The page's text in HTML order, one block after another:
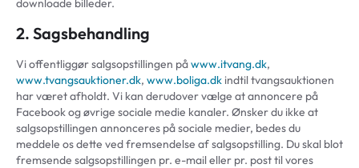
downloade billeder.
2. Sagsbehandling
Vi offentliggør salgsopstillingen påwww.itvang.dk,
www.tvangsauktioner.dk, www.boliga.dk indtil tvangsauktionen
har været afholdt. Vi kan derudover vælge at annoncere på
Facebook og øvrige sociale medie kanaler. Ønsker du ikke at
salgsopstillingen annonceres på sociale medier, bedes du
meddele os dette ved fremsendelse af salgsopstilling. Du skal blot
fremsende salgsopstillingen pr. e-mail eller pr. post til vores